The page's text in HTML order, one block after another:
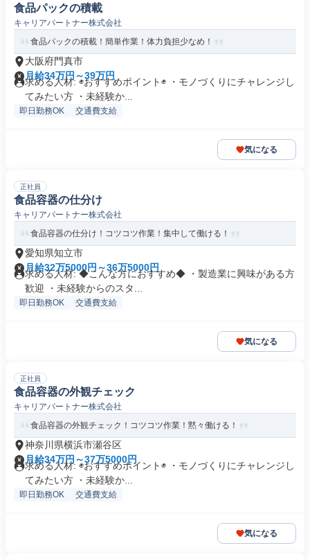
食品パックの積載
キャリアパートナー株式会社
食品パックの積載！簡単作業！体力負担少なめ！
大阪府門真市
月給34万円～39万円
求める人材: ◉おすすめポイント◉ ・モノづくりにチャレンジし
てみたい方 ・未経験か...
即日勤務OK 交通費支給
気になる
正社員
食品容器の仕分け
キャリアパートナー株式会社
食品容器の仕分け！コツコツ作業！集中して働ける！
愛知県知立市
月給32万5000円～36万5000円
求める人材: ◆こんな方におすすめ◆ ・製造業に興味がある方
歓迎 ・未経験からのスタ...
即日勤務OK 交通費支給
気になる
正社員
食品容器の外観チェック
キャリアパートナー株式会社
食品容器の外観チェック！コツコツ作業！黙々働ける！
神奈川県横浜市瀬谷区
月給34万円～37万5000円
求める人材: ◉おすすめポイント◉ ・モノづくりにチャレンジし
てみたい方 ・未経験か...
即日勤務OK 交通費支給
気になる